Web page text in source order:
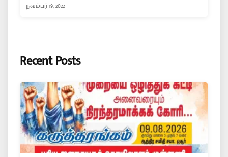
நவம்பர் 19, 2022
Recent Posts